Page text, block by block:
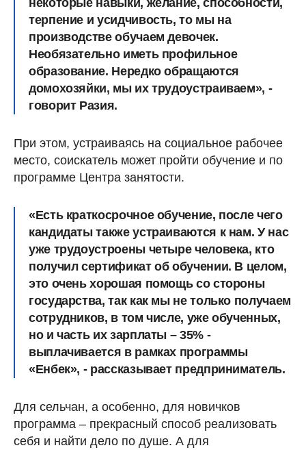
терпение и усидчивость, то мы на
производстве обучаем девочек.
Необязательно иметь профильное
образование. Нередко обращаются
домохозяйки, мы их трудоустраиваем», -
говорит Разия.
При этом, устраиваясь на социальное рабочее
место, соискатель может пройти обучение и по
программе Центра занятости.
«Есть краткосрочное обучение, после чего
кандидаты также устраиваются к нам. У нас
уже трудоустроены четыре человека, кто
получил сертификат об обучении. В целом,
это очень хорошая помощь со стороны
государства, так как мы не только получаем
сотрудников, в том числе, уже обученных,
но и часть их зарплаты – 35% -
выплачивается в рамках программы
«Енбек», - рассказывает предприниматель.
Для сельчан, а особенно, для новичков
программа – прекрасный способ реализовать
себя и найти дело по душе. А для